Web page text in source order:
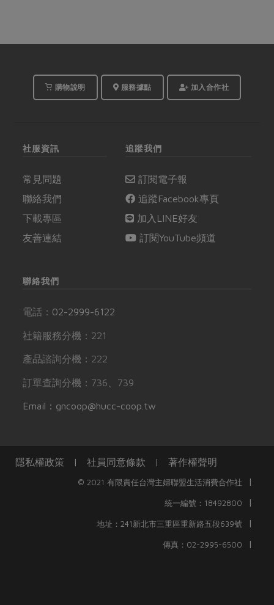
購物說明 服務據點 加入合作社
社服資訊
常見問題
聯絡我們
下載專區
友善連結
追蹤我們
訂閱電子報
追蹤Facebook專頁
加入LINE好友
訂閱YouTube頻道
聯絡我們
電話： 02-2999-6122
社籍服務分機：221
產品諮詢分機：222
訂單查詢分機：736、739
Email：gncoop@hucc-coop.tw
隱私權政策 | 社員同意條款 | 著作權聲明
© 2021 有限責任台灣主婦聯盟生活消費合作社 |
統一編號：18492800 |
地址：241新北市三重區重新路五段639號 |
傳真：02-2995-6500 |